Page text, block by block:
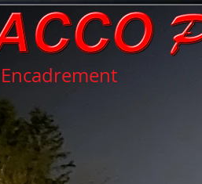
Encadrement